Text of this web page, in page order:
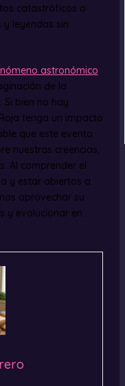
catastróficos o
leyendas sin
astronómico
de la
bien no hay
tenga un impacto
que este evento
nuestras creencias,
Al comprender el
y estar abiertos a
aprovechar su
y evolucionar en